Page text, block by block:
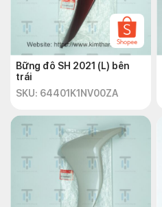
Bững đô SH 2021 (L) bên
trái
SKU: 64401K1NV00ZA